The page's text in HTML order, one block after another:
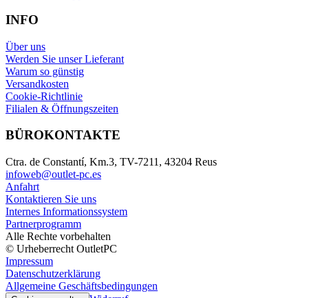
INFO
Über uns
Werden Sie unser Lieferant
Warum so günstig
Versandkosten
Cookie-Richtlinie
Filialen & Öffnungszeiten
BÜROKONTAKTE
Ctra. de Constantí, Km.3, TV-7211, 43204 Reus
infoweb@outlet-pc.es
Anfahrt
Kontaktieren Sie uns
Internes Informationssystem
Partnerprogramm
Alle Rechte vorbehalten
© Urheberrecht OutletPC
Impressum
Datenschutzerklärung
Allgemeine Geschäftsbedingungen